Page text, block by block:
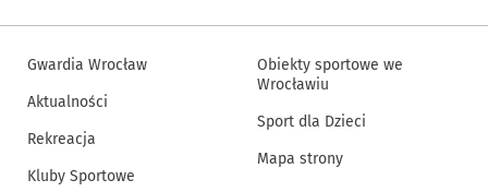
Gwardia Wrocław
Aktualności
Rekreacja
Kluby Sportowe
Obiekty sportowe we
Wrocławiu
Sport dla Dzieci
Mapa strony